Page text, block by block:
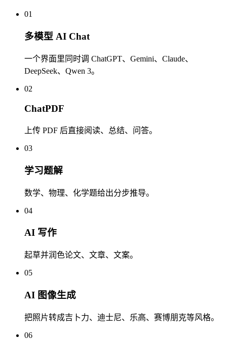
01
多模型 AI Chat
一个界面里同时调 ChatGPT、Gemini、Claude、
DeepSeek、Qwen 3。
02
ChatPDF
上传 PDF 后直接阅读、总结、问答。
03
学习题解
数学、物理、化学题给出分步推导。
04
AI 写作
起草并润色论文、文章、文案。
05
AI 图像生成
把照片转成吉卜力、迪士尼、乐高、赛博朋克等风格。
06